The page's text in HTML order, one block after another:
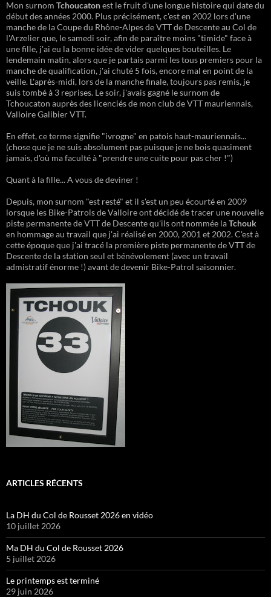
Mon surnom Tchoucatonest le fruit d'une longue histoire qui date du
début des années 2000. Plus précisément, c'est en 2002 lors d'une
manche de la Coupe du Rhône-Alpes de VTT de Descente au Col de
l'Arzelier que, le samedi soir, afin de paraître moins "timide" face à
une fille, j'ai eu la bonne idée de vider quelques bouteilles. Le
lendemain matin, alors que je partais parmi les tous premiers pour la
manche de qualification, j'ai chuté 5 fois, encore mal en point de la
veille. L'après-midi, lors de la manche finale, toujours pas remis, je
suis tombé à 3 reprises. Le soir, j'avais gagné le surnom de
Tchoucaton auprès des licenciés de mon club de VTT mauriennais,
Valloire Galibier VTT.
En effet, ce terme signifie "ivrogne" en patois haut-mauriennais...
(chose que je ne suis absolument pas puisque je ne bois quasiment
jamais, d'où ma faculté à "prendre une cuite pour pas cher !")
Quant à la fille... A vous de deviner !
Depuis, mon surnom "est resté" et il s'est un peu écourté en 2009
lorsque les Bike-Patrols de Valloire ont décidé de tracer une nouvelle
piste permanente de VTT de Descente qu'ils ont nommée laTchouk
en hommage au travail que j'ai réalisé en 2000, 2001 et 2002. C'est à
cette époque que j'ai tracé la première piste permanente de VTT de
Descente de la station seul et bénévolement (avec un travail
admistratif énorme !) avant de devenir Bike-Patrol saisonnier.
ARTICLES RÉCENTS
La DH du Col de Rousset 2026 en vidéo
10 juillet 2026
Ma DH du Col de Rousset 2026
5 juillet 2026
Le printemps est terminé
29 juin 2026